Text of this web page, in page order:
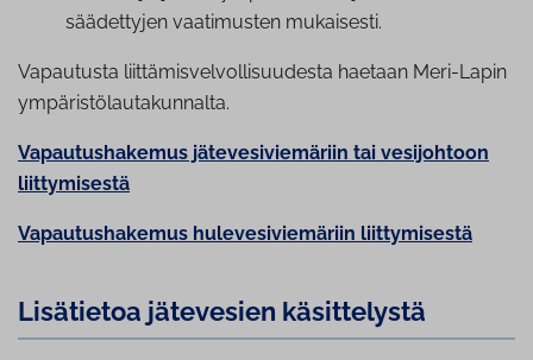
säädettyjen vaatimusten mukaisesti.
Vapautusta liittämisvelvollisuudesta haetaan Meri-Lapin
ympäristölautakunnalta.
Vapautushakemus jätevesiviemäriin tai vesijohtoon
liittymisestä
Vapautushakemus hulevesiviemäriin liittymisestä
Lisätietoa jätevesien kä­sit­te­lys­tä